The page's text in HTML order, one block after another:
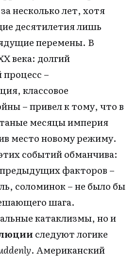
несколько лет, хотя
десятилетия лишь
перемены. В
века: долгий
–
классовое
– привел к тому, что в
месяцы империя
место новому режиму.
событий обманчива:
факторов –
соломинок – не было бы
шага.
катаклизмы, но и
следуют логике
. Американский